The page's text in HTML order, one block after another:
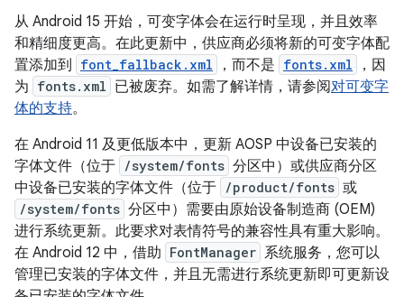
从 Android 15 开始，可变字体会在运行时呈现，并且效率
和精细度更高。在此更新中，供应商必须将新的可变字体配
置添加到
font_fallback.xml ，而不是 fonts.xml
，因
为 fonts.xml 已被废弃。如需了解详情，请参阅对可变字
体的支持。
在 Android 11 及更低版本中，更新 AOSP 中设备已安装的
字体文件（位于 /system/fonts 分区中）或供应商分区
中设备已安装的字体文件（位于 /product/fonts 或
/system/fonts 分区中）需要由原始设备制造商 (OEM)
进行系统更新。此要求对表情符号的兼容性具有重大影响。
在 Android 12 中，借助 FontManager 系统服务，您可以
管理已安装的字体文件，并且无需进行系统更新即可更新设